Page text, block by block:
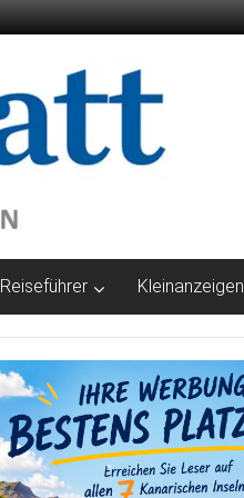
Reiseführer Kleinanzeigen